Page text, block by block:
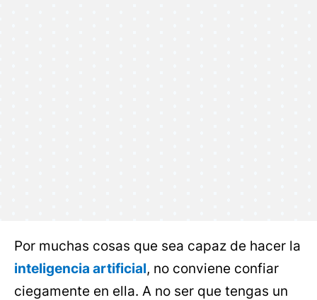
Por muchas cosas que sea capaz de hacer la
inteligencia artificial, no conviene confiar
ciegamente en ella. A no ser que tengas un